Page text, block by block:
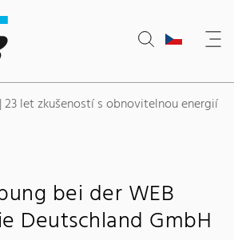
23 let zkušeností s obnovitelnou energií
bei der WEB
Deutschland GmbH